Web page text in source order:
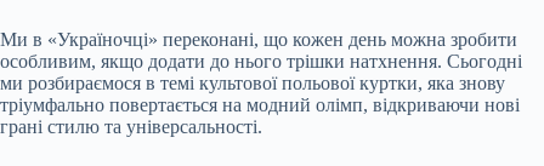
Ми в «Україночці» переконані, що кожен день можна зробити
особливим, якщо додати до нього трішки натхнення. Сьогодні
ми розбираємося в темі культової польової куртки, яка знову
тріумфально повертається на модний олімп, відкриваючи нові
грані стилю та універсальності.